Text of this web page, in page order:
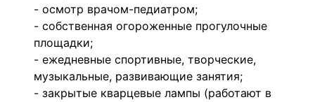
- осмотр врачом-педиатром;
- собственная огороженные прогулочные
площадки;
- ежедневные спортивные, творческие,
музыкальные, развивающие занятия;
- закрытые кварцевые лампы (работают в